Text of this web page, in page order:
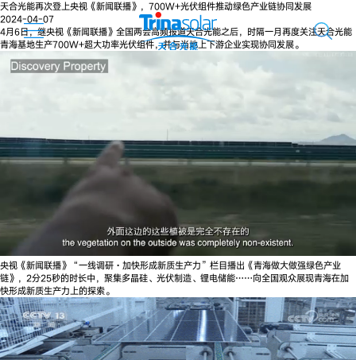
天合光能再次登上央视《新闻联播》，700W+光伏组件推动绿色产业链协同发展
2024-04-07
4月6日，继央视《新闻联播》全国两会高频报道天合光能之后，时隔一月再度关注天合光能
青海基地生产700W+超大功率光伏组件，并与当地上下游企业实现协同发展。
央视《新闻联播》“一线调研·加快形成新质生产力”栏目播出《青海做大做强绿色产业
链》，2分25秒的时长中，聚集多晶硅、光伏制造、锂电储能……向全国观众展现青海在加
快形成新质生产力上的探索。